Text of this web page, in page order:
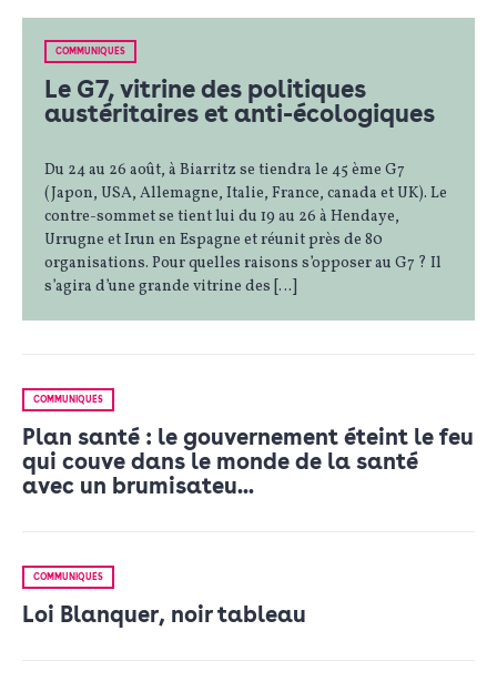
COMMUNIQUÉS
Le G7, vitrine des politiques
austéritaires et anti-écologiques
Du 24 au 26 août, à Biarritz se tiendra le 45 ème G7
(Japon, USA, Allemagne, Italie, France, canada et UK). Le
contre-sommet se tient lui du 19 au 26 à Hendaye,
Urrugne et Irun en Espagne et réunit près de 80
organisations. Pour quelles raisons s’opposer au G7 ? Il
s’agira d’une grande vitrine des […]
COMMUNIQUÉS
Plan santé : le gouvernement éteint le feu
qui couve dans le monde de la santé
avec un brumisateu...
COMMUNIQUÉS
Loi Blanquer, noir tableau